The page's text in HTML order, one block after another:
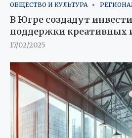
ОБЩЕСТВО И КУЛЬТУРА
В Югре создадут
поддержки креативных
17/02/2025